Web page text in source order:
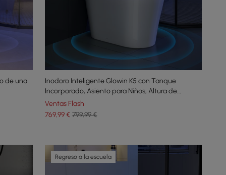
de una
Inodoro Inteligente Glowin K5 con Tanque
Incorporado, Asiento para Niños, Altura de
Asiento Confortable
Ventas Flash
769,99€ 799,99 €
Regreso a la escuela